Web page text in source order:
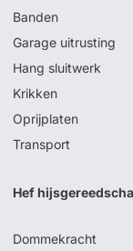
Banden
Garage uitrusting
Hang sluitwerk
Krikken
Oprijplaten
Transport
Hef
Dommekracht